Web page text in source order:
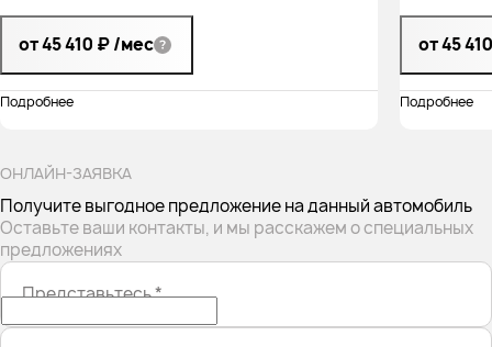
от 45 410 ₽/мес
Подробнее
от 45
Подробнее
ОНЛАЙН-ЗАЯВКА
Получите выгодное предложение на данный автомобиль
Оставьте ваши контакты, и мы расскажем о специальных
предложениях
Представьтесь*